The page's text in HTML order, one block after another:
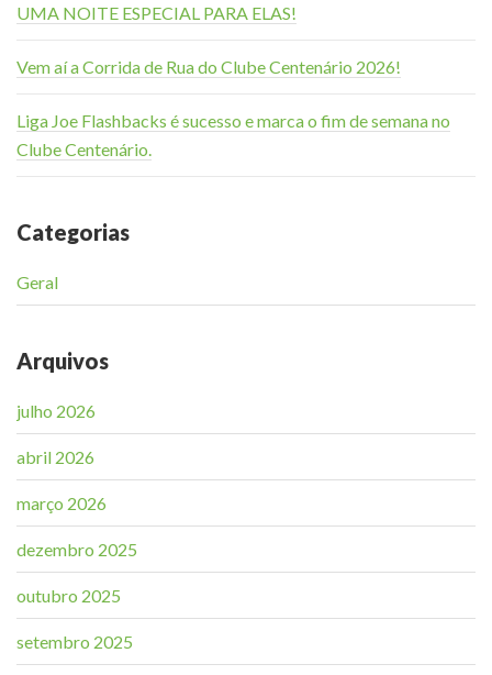
UMA NOITE ESPECIAL PARA ELAS!
Vem aí a Corrida de Rua do Clube Centenário 2026!
Liga Joe Flashbacks é sucesso e marca o fim de semana no
Clube Centenário.
Categorias
Geral
Arquivos
julho 2026
abril 2026
março 2026
dezembro 2025
outubro 2025
setembro 2025